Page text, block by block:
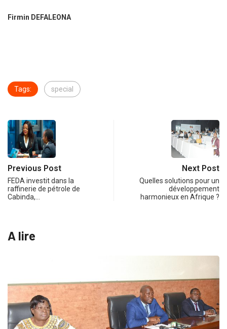
Firmin DEFALEONA
Tags: special
Previous Post
FEDA investit dans la
raffinerie de pétrole de
Cabinda,…
Next Post
Quelles solutions pour un
développement
harmonieux en Afrique ?
A lire